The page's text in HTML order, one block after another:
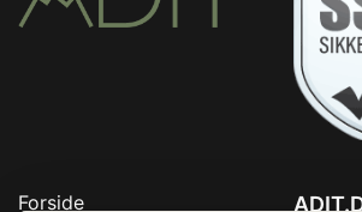
Forside